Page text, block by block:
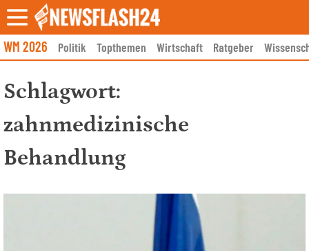
Skip
to
content
WM 2026 Politik Topthemen Wirtschaft Ratgeber
Schlagwort:
zahnmedizinische
Behandlung